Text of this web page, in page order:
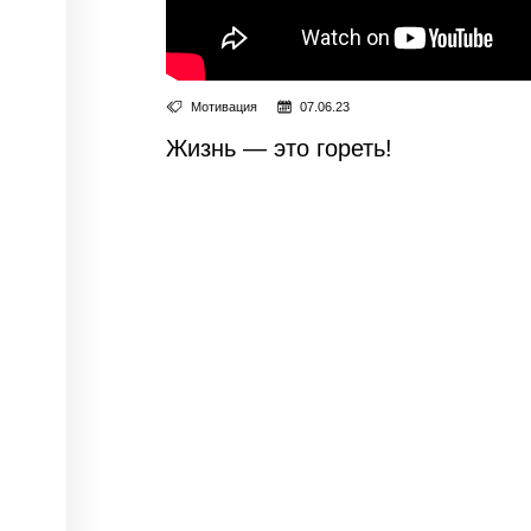
Мотивация 07.06.23
Жизнь — это гореть!